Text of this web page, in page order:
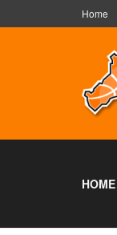
Home
HOME